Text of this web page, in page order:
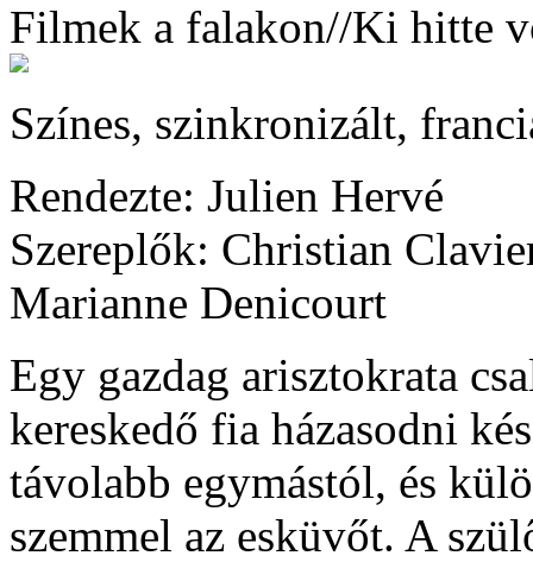
Filmek a falakon//Ki hitte
Színes, szinkronizált,
Rendezte: Julien Hervé
Szereplők: Christian
Marianne Denicourt
Egy gazdag arisztokrata
kereskedő fia házasodni
távolabb egymástól, és
szemmel az esküvőt. A